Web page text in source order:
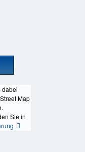
dabei
Map
Sie in